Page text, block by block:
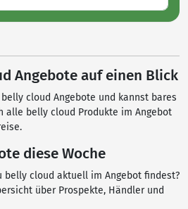
Angebote auf einen Blick
cloud Angebote und kannst bares
alle belly cloud Produkte im Angebot
diese Woche
belly cloud aktuell im Angebot findest?
über Prospekte, Händler und